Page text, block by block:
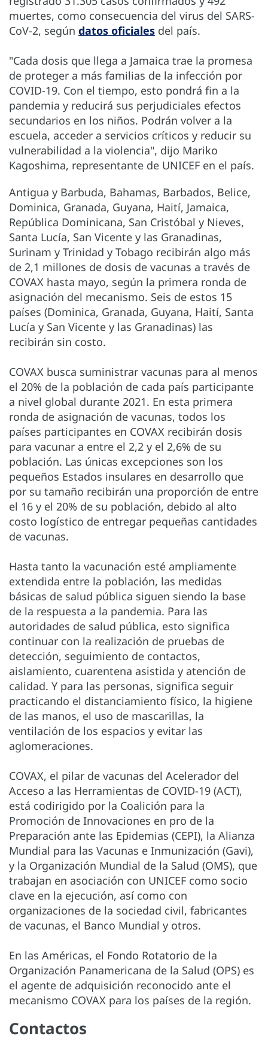
muertes, como consecuencia del virus del SARS-
CoV-2, según datos oficiales del país.
"Cada dosis que llega a Jamaica trae la promesa
de proteger a más familias de la infección por
COVID-19. Con el tiempo, esto pondrá fin a la
pandemia y reducirá sus perjudiciales efectos
secundarios en los niños. Podrán volver a la
escuela, acceder a servicios críticos y reducir su
vulnerabilidad a la violencia", dijo Mariko
Kagoshima, representante de UNICEF en el país.
Antigua y Barbuda, Bahamas, Barbados, Belice,
Dominica, Granada, Guyana, Haití, Jamaica,
República Dominicana, San Cristóbal y Nieves,
Santa Lucía, San Vicente y las Granadinas,
Surinam y Trinidad y Tobago recibirán algo más
de 2,1 millones de dosis de vacunas a través de
COVAX hasta mayo, según la primera ronda de
asignación del mecanismo. Seis de estos 15
países (Dominica, Granada, Guyana, Haití, Santa
Lucía y San Vicente y las Granadinas) las
recibirán sin costo.
COVAX busca suministrar vacunas para al menos
el 20% de la población de cada país participante
a nivel global durante 2021. En esta primera
ronda de asignación de vacunas, todos los
países participantes en COVAX recibirán dosis
para vacunar a entre el 2,2 y el 2,6% de su
población. Las únicas excepciones son los
pequeños Estados insulares en desarrollo que
por su tamaño recibirán una proporción de entre
el 16 y el 20% de su población, debido al alto
costo logístico de entregar pequeñas cantidades
de vacunas.
Hasta tanto la vacunación esté ampliamente
extendida entre la población, las medidas
básicas de salud pública siguen siendo la base
de la respuesta a la pandemia. Para las
autoridades de salud pública, esto significa
continuar con la realización de pruebas de
detección, seguimiento de contactos,
aislamiento, cuarentena asistida y atención de
calidad. Y para las personas, significa seguir
practicando el distanciamiento físico, la higiene
de las manos, el uso de mascarillas, la
ventilación de los espacios y evitar las
aglomeraciones.
COVAX, el pilar de vacunas del Acelerador del
Acceso a las Herramientas de COVID-19 (ACT),
está codirigido por la Coalición para la
Promoción de Innovaciones en pro de la
Preparación ante las Epidemias (CEPI), la Alianza
Mundial para las Vacunas e Inmunización (Gavi),
y la Organización Mundial de la Salud (OMS), que
trabajan en asociación con UNICEF como socio
clave en la ejecución, así como con
organizaciones de la sociedad civil, fabricantes
de vacunas, el Banco Mundial y otros.
En las Américas, el Fondo Rotatorio de la
Organización Panamericana de la Salud (OPS) es
el agente de adquisición reconocido ante el
mecanismo COVAX para los países de la región.
Contactos